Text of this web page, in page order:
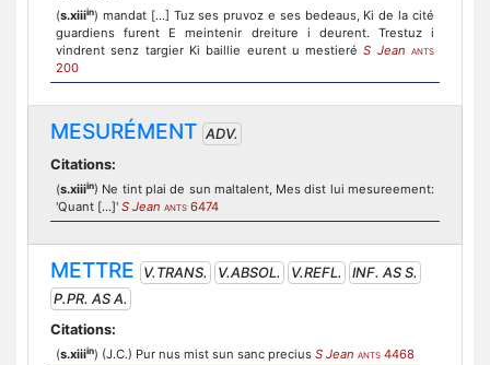
(s.xiiiin) mandat [...] Tuz ses pruvoz e ses bedeaus, Ki de la cité
guardiens furent E meintenir dreiture i deurent. Trestuz i
vindrent senz targier Ki baillie eurent u mestieréS Jean ANTS
200
MESURÉMENT ADV.
Citations:
(s.xiiiin) Ne tint plai de sun maltalent, Mes dist lui mesureement:
'Quant [...]' S Jean ANTS 6474
METTRE V.TRANS. V.ABSOL. V.REFL.
INF. AS S.
P.PR. AS A.
Citations:
(s.xiiiin) (J.C.) Pur nus mist sun sanc precius S Jean ANTS 4468